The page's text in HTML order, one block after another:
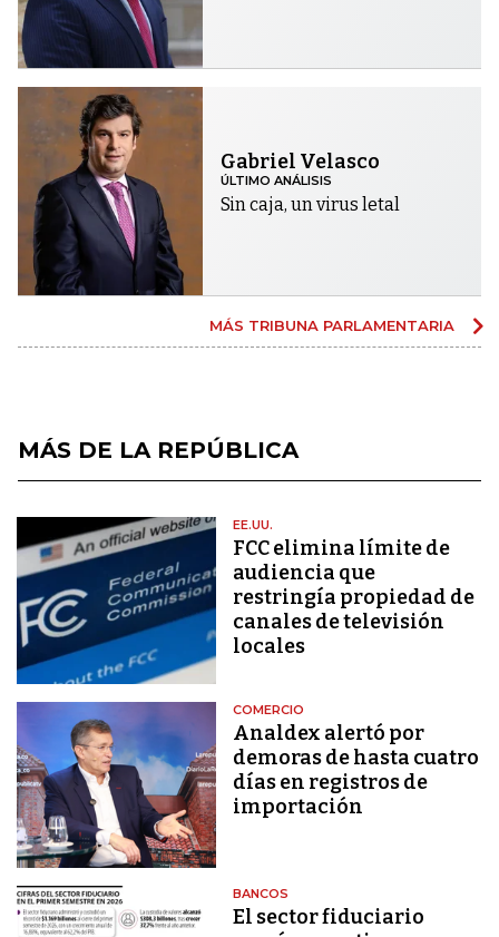
Gabriel Velasco
ÚLTIMO ANÁLISIS
Sin caja, un virus letal
MÁS TRIBUNA PARLAMENTARIA
MÁS DE LA REPÚBLICA
EE.UU.
FCC elimina límite de
audiencia que
restringía propiedad de
canales de televisión
locales
COMERCIO
Analdex alertó por
demoras de hasta cuatro
días en registros de
importación
BANCOS
El sector fiduciario